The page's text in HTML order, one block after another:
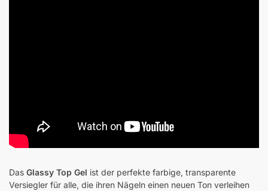
Das Glassy Top Gel ist der perfekte farbige, transparente
Versiegler für alle, die ihren Nägeln einen neuen Ton verleihen